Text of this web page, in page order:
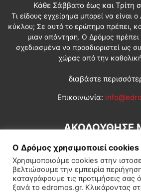
Κάθε Σάββατο έως και Τρίτη
Τι είδους εγχείρημα μπορεί να είναι
κύκλου; Σε αυτό το ερώτημα πρέπει,
μιαν απάντηση. Ο Δρόμος πρέπει
σχεδιασμένα να προσδιοριστεί ως
χώρας από την
διαβάστε
Επικοινωνία:
ΑΚΟΛΟΥΘΗΣΕ
Ο Δρόμος χρησιμοποιεί cookies
Χρησιμοποιούμε cookies στην
βελτιώσουμε την εμπειρία
καταγράφουμε τις προτιμήσεις σας
ξανά το edromos.gr. Κλικάροντας